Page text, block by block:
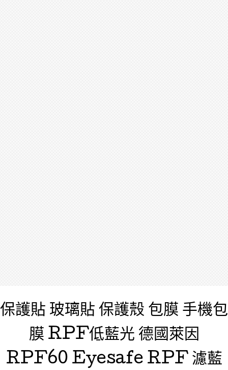
保護貼 玻璃貼 保護殼 包膜 手機包
膜 RPF低藍光 德國萊因
RPF60 Eyesafe RPF 濾藍